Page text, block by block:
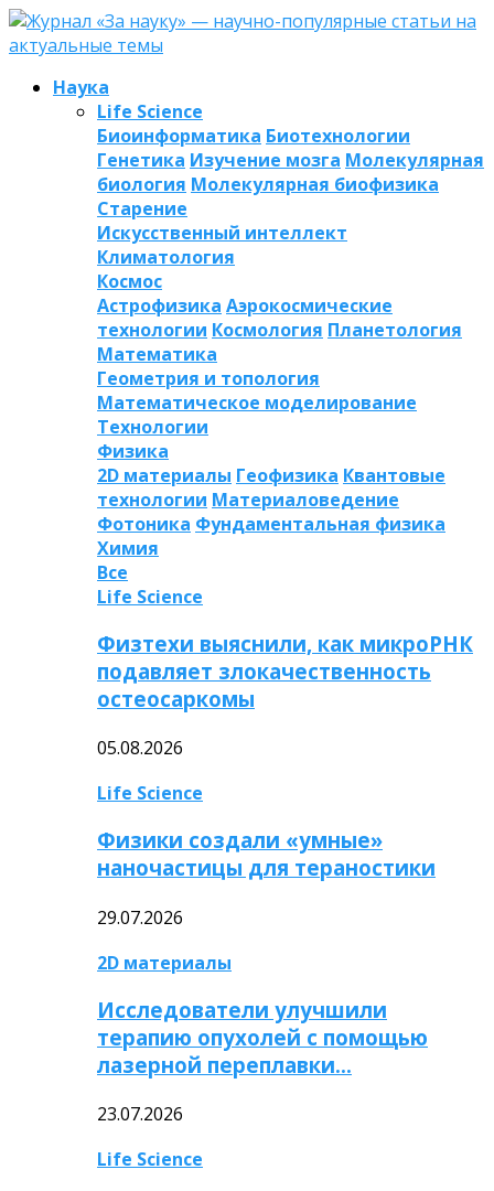
Наука
Life Science
Биоинформатика Биотехнологии
Генетика Изучение мозга Молекулярная
биология Молекулярная биофизика
Старение
Искусственный интеллект
Климатология
Космос
Астрофизика Аэрокосмические
технологии Космология Планетология
Математика
Геометрия и топология
Математическое моделирование
Технологии
Физика
2D материалы Геофизика Квантовые
технологии Материаловедение
Фотоника Фундаментальная физика
Химия
Все
Life Science
Физтехи выяснили, как микроРНК
подавляет злокачественность
остеосаркомы
05.08.2026
Life Science
Физики создали «умные»
наночастицы для тераностики
29.07.2026
2D материалы
Исследователи улучшили
терапию опухолей с помощью
лазерной переплавки…
23.07.2026
Life Science